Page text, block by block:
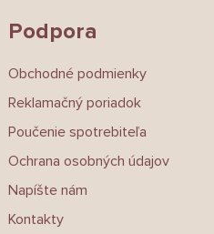
Podpora
Obchodné podmienky
Reklamačný poriadok
Poučenie spotrebiteľa
Ochrana osobných údajov
Napíšte nám
Kontakty